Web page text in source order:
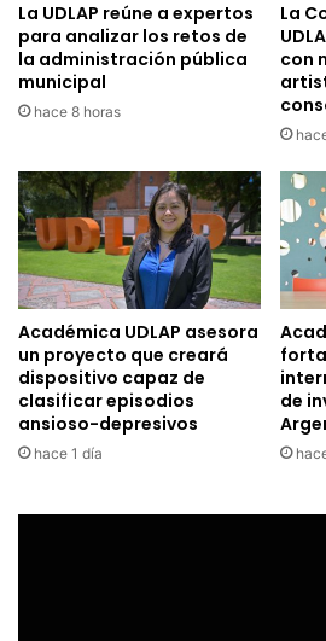
La UDLAP reúne a expertos
para analizar los retos de
la administración pública
municipal
hace 8 horas
La
con
Académica UDLAP asesora
un proyecto que creará
dispositivo capaz de
clasificar episodios
ansioso-depresivos
hace 1 día
de